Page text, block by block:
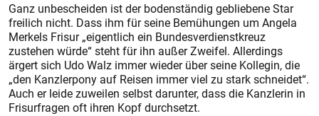
Ganz unbescheiden ist der bodenständig gebliebene Star
freilich nicht. Dass ihm für seine Bemühungen um Angela
Merkels Frisur „eigentlich ein Bundesverdienstkreuz
zustehen würde“ steht für ihn außer Zweifel. Allerdings
ärgert sich Udo Walz immer wieder über seine Kollegin, die
„den Kanzlerpony auf Reisen immer viel zu stark schneidet“.
Auch er leide zuweilen selbst darunter, dass die Kanzlerin in
Frisurfragen oft ihren Kopf durchsetzt.